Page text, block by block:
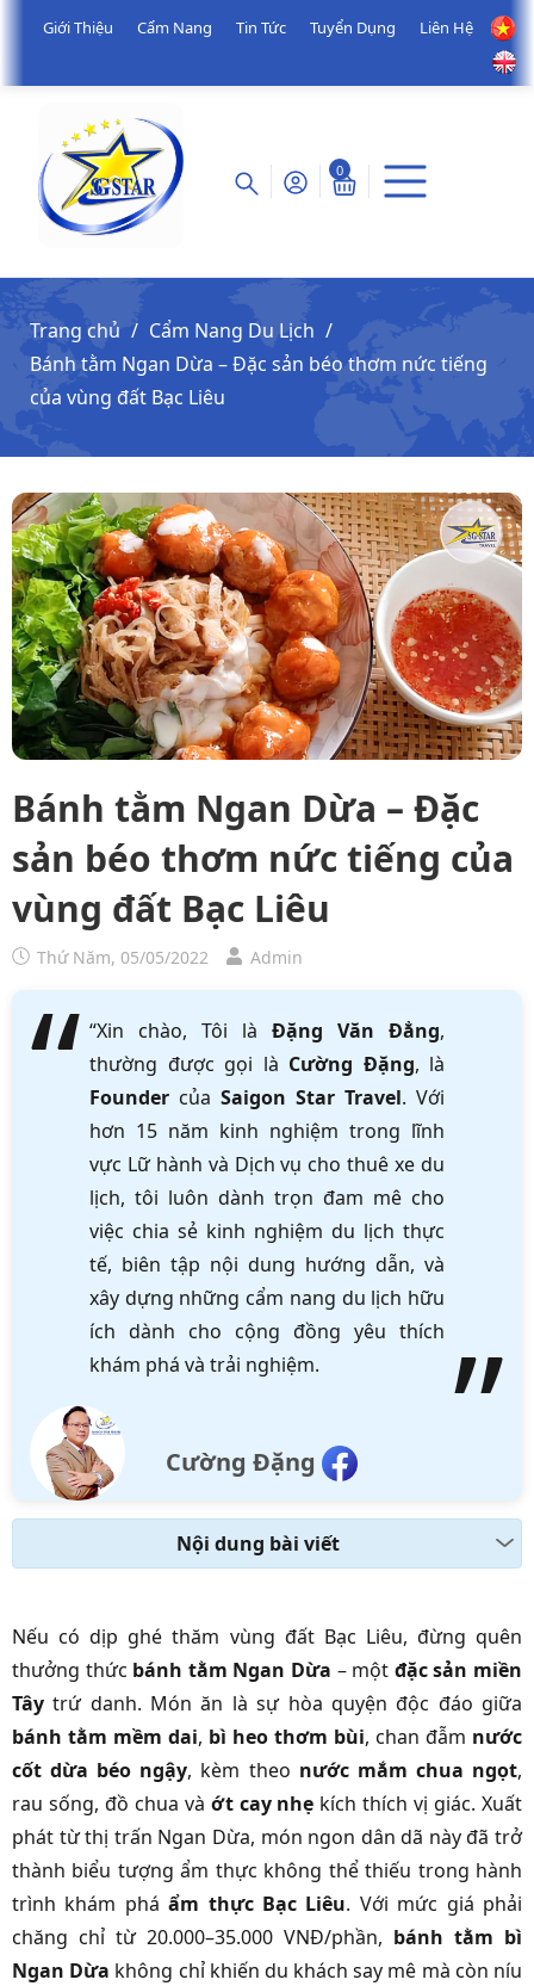
Giới Thiệu Cẩm Nang Tin Tức Tuyển Dụng Liên Hệ
0
Trang chủ
Cẩm Nang Du Lịch
Bánh tằm Ngan Dừa – Đặc sản béo thơm nức tiếng
của vùng đất Bạc Liêu
Bánh tằm Ngan Dừa – Đặc
sản béo thơm nức tiếng của
vùng đất Bạc Liêu
Thứ Năm, 05/05/2022 Admin
“Xin chào, Tôi là Đặng Văn Đẳng,
thường được gọi là Cường Đặng, là
Founder của Saigon Star Travel. Với
hơn 15 năm kinh nghiệm trong lĩnh
vực Lữ hành và Dịch vụ cho thuê xe du
lịch, tôi luôn dành trọn đam mê cho
việc chia sẻ kinh nghiệm du lịch thực
tế, biên tập nội dung hướng dẫn, và
xây dựng những cẩm nang du lịch hữu
ích dành cho cộng đồng yêu thích
khám phá và trải nghiệm.
Cường Đặng
Nội dung bài viết
Nếu có dịp ghé thăm vùng đất Bạc Liêu, đừng quên
thưởng thức bánh tằm Ngan Dừa – một đặc sản miền
Tây trứ danh. Món ăn là sự hòa quyện độc đáo giữa
bánh tằm mềm dai, bì heo thơm bùi, chan đẫm nước
cốt dừa béo ngậy, kèm theo nước mắm chua ngọt,
rau sống, đồ chua và ớt cay nhẹ kích thích vị giác. Xuất
phát từ thị trấn Ngan Dừa, món ngon dân dã này đã trở
thành biểu tượng ẩm thực không thể thiếu trong hành
trình khám pháẩm thực Bạc Liêu. Với mức giá phải
chăng chỉ từ 20.000–35.000 VNĐ/phần, bánh tằm bì
Ngan Dừa không chỉ khiến du khách say mê mà còn níu